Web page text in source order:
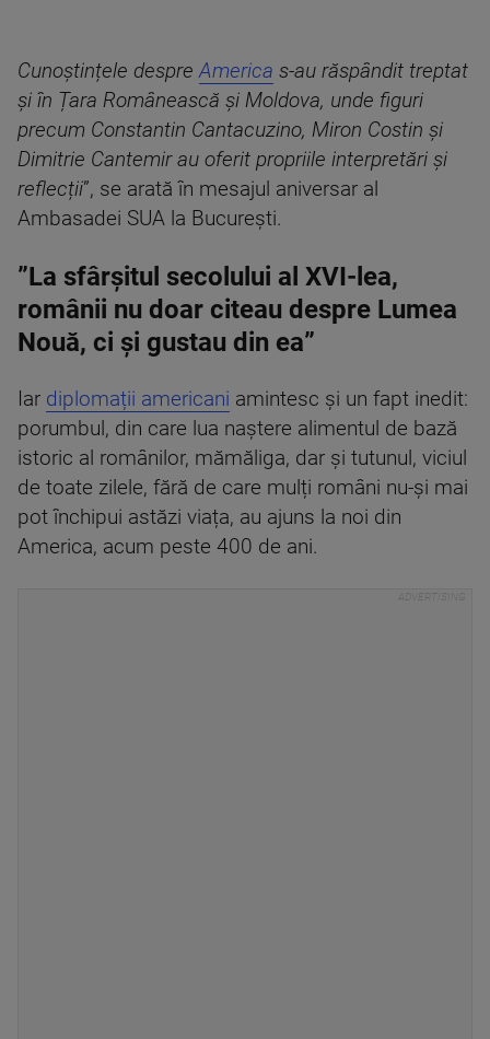
Cunoștințele despreAmerica s-au răspândit treptat
și în Țara Românească și Moldova, unde figuri
precum Constantin Cantacuzino, Miron Costin și
Dimitrie Cantemir au oferit propriile interpretări și
reflecții”, se arată în mesajul aniversar al
Ambasadei SUA la București.
”La sfârșitul secolului al XVI-lea,
românii nu doar citeau despre Lumea
Nouă, ci și gustau din ea”
Iar diplomații americani amintesc și un fapt inedit:
porumbul, din care lua naștere alimentul de bază
istoric al românilor, mămăliga, dar și tutunul, viciul
de toate zilele, fără de care mulți români nu-și mai
pot închipui astăzi viața, au ajuns la noi din
America, acum peste 400 de ani.